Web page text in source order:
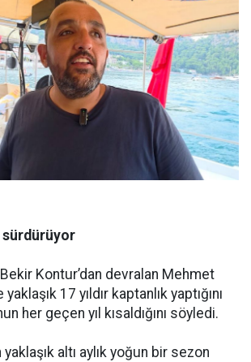
sürdürüyor
Kontur’dan devralan Mehmet
17 yıldır kaptanlık yaptığını
her geçen yıl kısaldığını söyledi.
altı aylık yoğun bir sezon